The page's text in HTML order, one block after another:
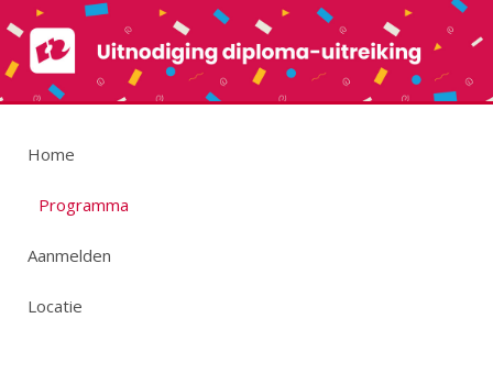
Home
Programma
Aanmelden
Locatie